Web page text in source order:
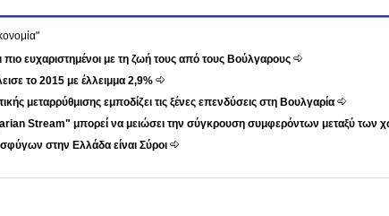
πιο ευχαριστημένοι με τη ζωή τους από τους Βούλγαρους
το 2015 με έλλειμμα 2,9%
μεταρρύθμισης εμποδίζει τις ξένες επενδύσεις στη Βουλγαρία
Stream" μπορεί να μειώσει την σύγκρουση συμφερόντων μεταξύ των
στην Ελλάδα είναι Σύροι